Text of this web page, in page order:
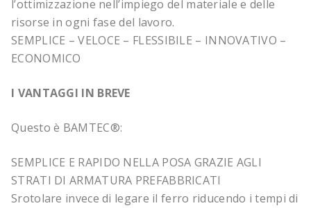
l’ottimizzazione nell’impiego del materiale e delle
risorse in ogni fase del lavoro.
SEMPLICE – VELOCE – FLESSIBILE – INNOVATIVO –
ECONOMICO
I VANTAGGI IN BREVE
Questo è BAMTEC®:
SEMPLICE E RAPIDO NELLA POSA GRAZIE AGLI
STRATI DI ARMATURA PREFABBRICATI
Srotolare invece di legare il ferro riducendo i tempi di